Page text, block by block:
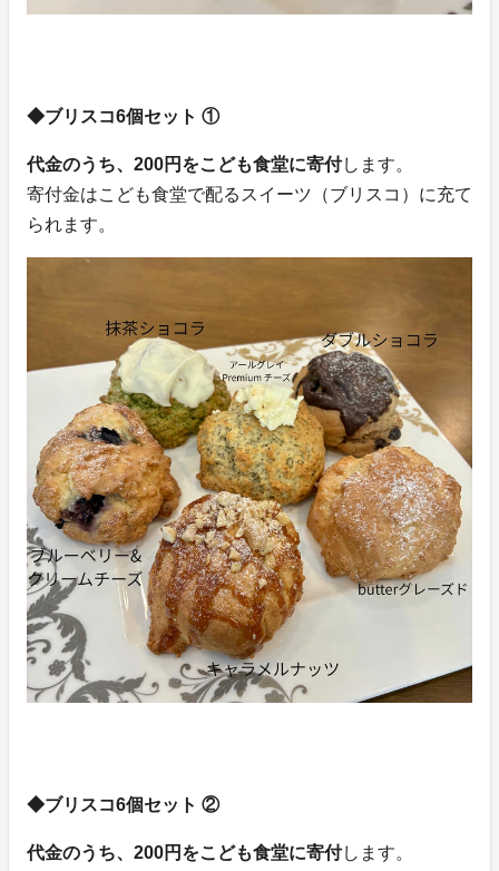
◆ブリスコ6個セット ①
代金のうち、200円をこども食堂に寄付します。
寄付金はこども食堂で配るスイーツ（ブリスコ）に充て
られます。
◆ブリスコ6個セット ②
代金のうち、200円をこども食堂に寄付します。